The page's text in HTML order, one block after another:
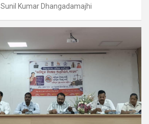
Sunil Kumar Dhangadamajhi